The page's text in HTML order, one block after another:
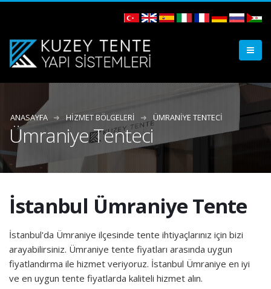
ANASAYFA HIZMET BÖLGELERI ÜMRANIYE TENTECI
Ümraniye Tenteci
İstanbul Ümraniye Tente
İstanbul'da Ümraniye ilçesinde tente ihtiyaçlarınız için bizi
arayabilirsiniz. Ümraniye tente fiyatları arasında uygun
fiyatlandırma ile hizmet veriyoruz. İstanbul Ümraniye en iyi
ve en uygun tente fiyatlarda kaliteli hizmet alın.